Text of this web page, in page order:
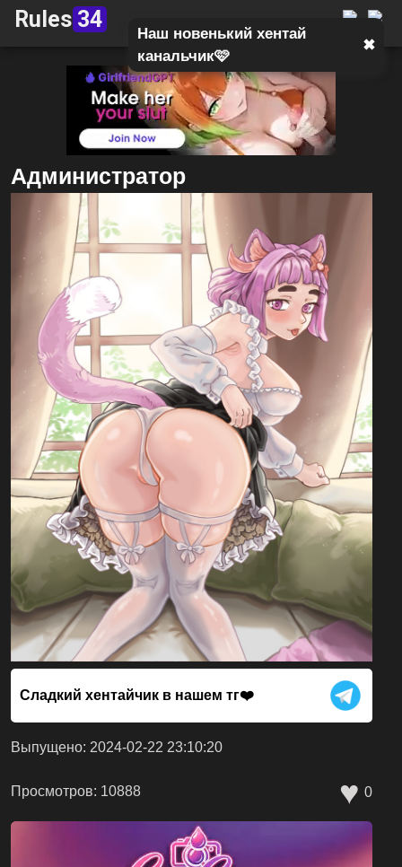
Наш новенький хентай
канальчик🩷
✖
Rules 34
Администратор
Сладкий хентайчик в нашем тг❤️
Выпущено: 2024-02-22 23:10:20
Просмотров: 10888 ♥ 0